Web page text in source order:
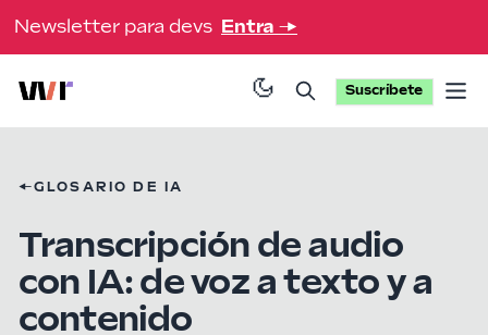
Newsletter para devs Entra →
Suscríbete
←GLOSARIO DE IA
Transcripción de audio
con IA: de voz a texto y a
contenido